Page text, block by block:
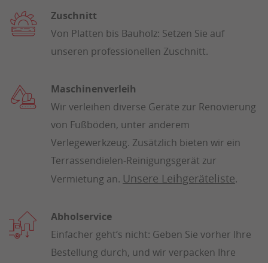
Zuschnitt
Von Platten bis Bauholz: Setzen Sie auf
unseren professionellen Zuschnitt.
Maschinenverleih
Wir verleihen diverse Geräte zur Renovierung
von Fußböden, unter anderem
Verlegewerkzeug. Zusätzlich bieten wir ein
Terrassendielen-Reinigungsgerät zur
Vermietung an. Unsere Leihgeräteliste.
Abholservice
Einfacher geht‘s nicht: Geben Sie vorher Ihre
Bestellung durch, und wir verpacken Ihre